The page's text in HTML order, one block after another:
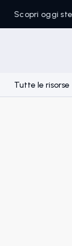
Scopri oggi
Tutte le risorse